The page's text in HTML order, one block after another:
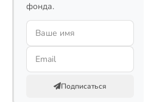
фонда.
Подписаться